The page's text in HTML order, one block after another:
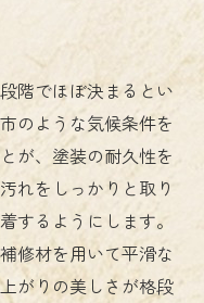
階でほぼ決まるとい
のような気候条件を
が、塗装の耐久性を
れをしっかりと取り
するようにします。
修材を用いて平滑な
がりの美しさが格段